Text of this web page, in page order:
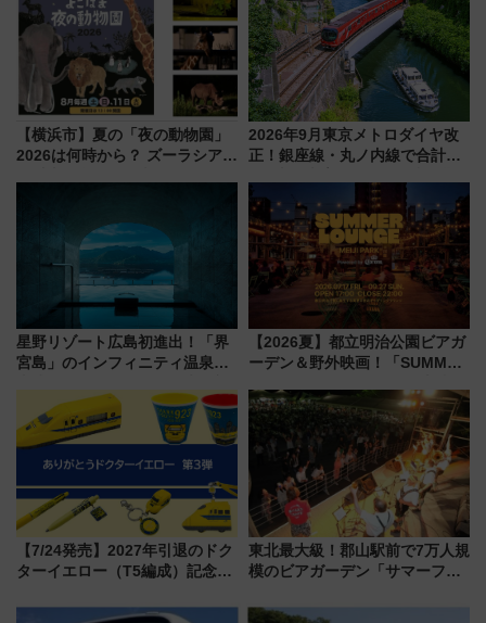
してみない？
で解説！
【横浜市】夏の「夜の動物園」
2026は何時から？ ズーラシア・
2026年9月東京メトロダイヤ改
正！銀座線・丸ノ内線で合計
待
星野リゾート広島初進出！「界
宮島」のインフィニティ温泉と
宿泊料金・アクセスは？（2026
年7月23日開業）
【2026夏】都立明治公園ビアガ
ーデン＆野外映画！「SUMMER
ケジュール 夜風とビール、映画
を満喫！
【7/24発売】2027年引退のドク
ターイエロー（T5編成）記念グ
送の目覚まし時計など通販・販
東北最大級！郡山駅前で7万人規
模のビアガーデン「サマーフェ
7/24-26開催！ 有料席はJRE